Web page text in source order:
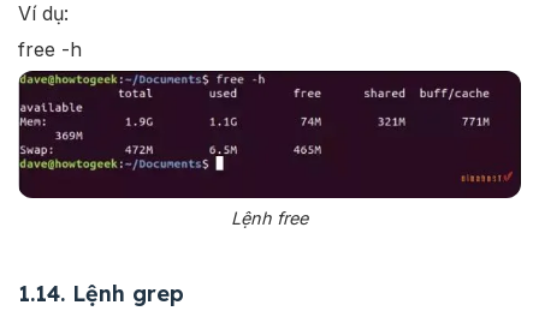
Ví dụ:
free -h
Lệnh free
1.14. Lệnh grep